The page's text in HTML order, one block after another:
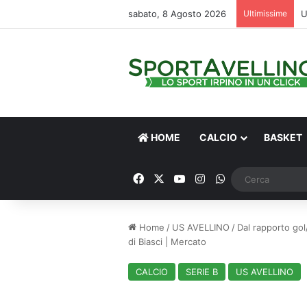
sabato, 8 Agosto 2026 Ultimissime
HOME CALCIO BASKET
FacebookYou TubeInstagram
WhatsApp
Home / US AVELLINO / Dal rapporto
di Biasci | Mercato
CALCIO SERIE B US AVELLINO